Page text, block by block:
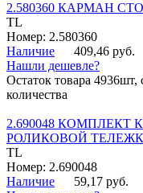
2.580360 КАРМАН
TL
Номер: 2.580360
Наличие
409,46 руб.
Нашли дешевле?
Остаток товара 4936шт,
количества
2.690048
РОЛИКОВОЙ
TL
Номер: 2.690048
Наличие
59,17 руб.